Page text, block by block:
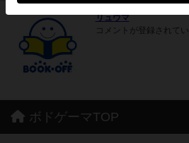
リュウマ
コメントが登録されてい
ボドゲーマTOP